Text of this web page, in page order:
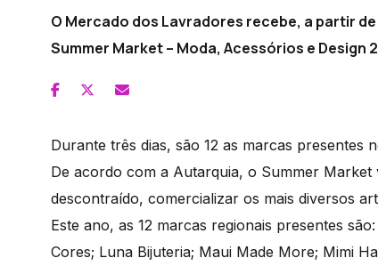
O Mercado dos Lavradores recebe, a partir
Summer Market – Moda, Acessórios e Design
Durante três dias, são 12 as marcas presentes
De acordo com a Autarquia, o Summer
descontraído, comercializar os mais diversos
Este ano, as 12 marcas regionais presentes
Cores; Luna Bijuteria; Maui Made More; Mimi